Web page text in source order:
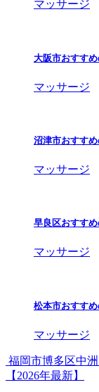
マッサージ
大阪市おすすめ
マッサージ
沼津市おすすめ
マッサージ
早良区おすすめ
マッサージ
松本市おすすめ
マッサージ
福岡市博多区中
【2026年最新】